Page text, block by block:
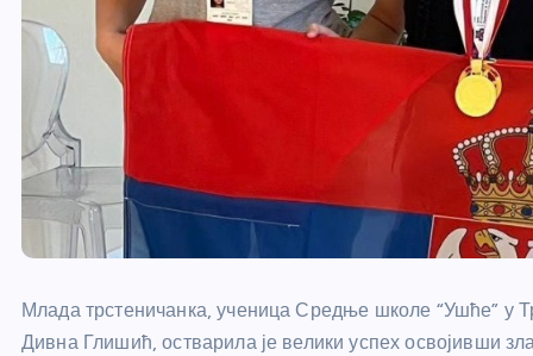
Млада трстеничанка, ученица Средње школе “Ушће” у
Дивна Глишић, остварила је велики успех освојивши